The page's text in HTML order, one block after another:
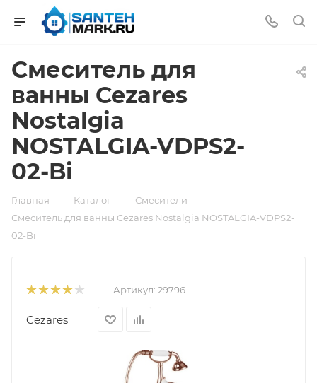
Смеситель для
ванны Cezares
Nostalgia
NOSTALGIA-VDPS2-
02-Bi
Главная — Каталог — Смесители —
Смеситель для ванны Cezares Nostalgia NOSTALGIA-VDPS2-
02-Bi
Артикул: 29796
Cezares